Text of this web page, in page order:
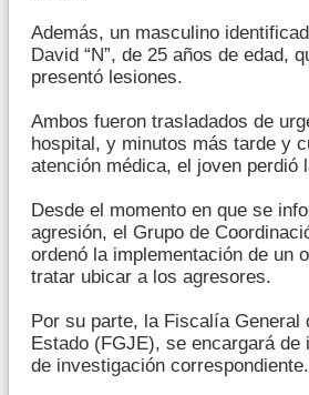
Además, un masculino
David “N”, de 25 años de edad,
presentó lesiones.
Ambos fueron trasladados de
hospital, y minutos más tarde y
atención médica, el joven perdió
Desde el momento en que se
agresión, el Grupo de
ordenó la implementación de un
tratar ubicar a los agresores.
Por su parte, la Fiscalía General
Estado (FGJE), se encargará de
de investigación correspondiente.